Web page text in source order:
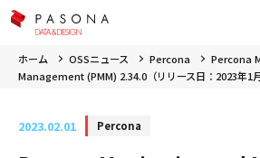
ホーム OSSニュース Percona
Percona
Management (PMM) 2.34.0（リリース日：2023年1月
2023.02.01 Percona